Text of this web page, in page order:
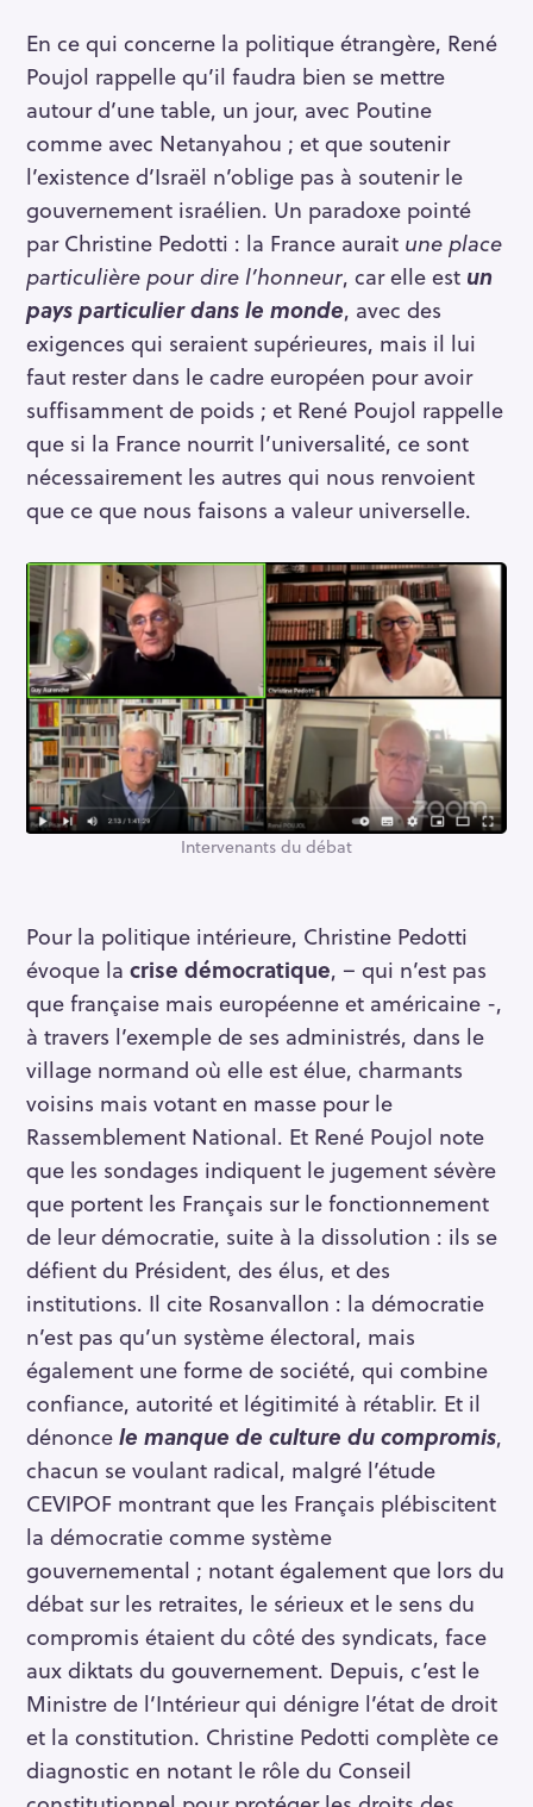
En ce qui concerne la politique étrangère, René
Poujol rappelle qu’il faudra bien se mettre
autour d’une table, un jour, avec Poutine
comme avec Netanyahou ; et que soutenir
l’existence d’Israël n’oblige pas à soutenir le
gouvernement israélien. Un paradoxe pointé
par Christine Pedotti : la France aurait une place
particulière pour dire l’honneur, car elle est un
pays particulier dans le monde, avec des
exigences qui seraient supérieures, mais il lui
faut rester dans le cadre européen pour avoir
suffisamment de poids ; et René Poujol rappelle
que si la France nourrit l’universalité, ce sont
nécessairement les autres qui nous renvoient
que ce que nous faisons a valeur universelle.
Intervenants du débat
Pour la politique intérieure, Christine Pedotti
évoque la crise démocratique, – qui n’est pas
que française mais européenne et américaine -,
à travers l’exemple de ses administrés, dans le
village normand où elle est élue, charmants
voisins mais votant en masse pour le
Rassemblement National. Et René Poujol note
que les sondages indiquent le jugement sévère
que portent les Français sur le fonctionnement
de leur démocratie, suite à la dissolution : ils se
défient du Président, des élus, et des
institutions. Il cite Rosanvallon : la démocratie
n’est pas qu’un système électoral, mais
également une forme de société, qui combine
confiance, autorité et légitimité à rétablir. Et il
dénoncele manque de culture du compromis,
chacun se voulant radical, malgré l’étude
CEVIPOF montrant que les Français plébiscitent
la démocratie comme système
gouvernemental ; notant également que lors du
débat sur les retraites, le sérieux et le sens du
compromis étaient du côté des syndicats, face
aux diktats du gouvernement. Depuis, c’est le
Ministre de l’Intérieur qui dénigre l’état de droit
et la constitution. Christine Pedotti complète ce
diagnostic en notant le rôle du Conseil